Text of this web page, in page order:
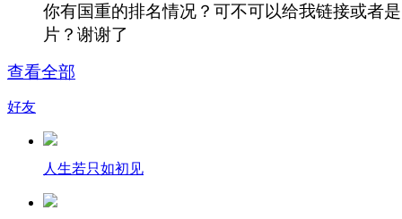
你有国重的排名情况？可不可以给我链接或者
片？谢谢了
查看全部
好友
人生若只如初见